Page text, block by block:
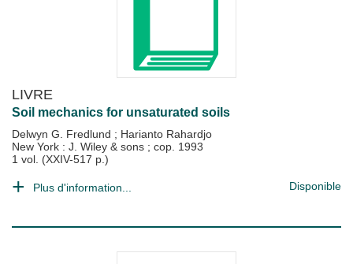
LIVRE
Soil mechanics for unsaturated soils
Delwyn G. Fredlund ; Harianto Rahardjo
New York : J. Wiley & sons ; cop. 1993
1 vol. (XXIV-517 p.)
Plus d'information... Disponible